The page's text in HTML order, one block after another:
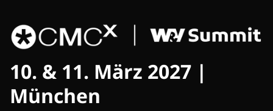
10. & 11. März 2027 |
München